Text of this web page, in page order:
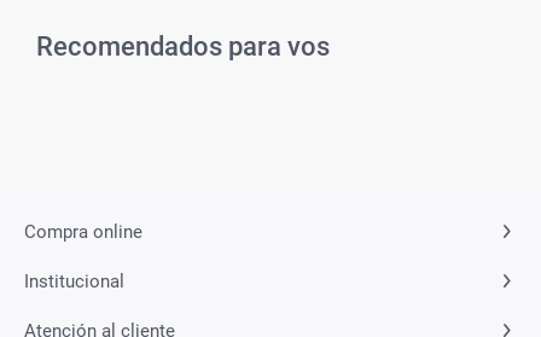
Recomendados para vos
Compra online
Institucional
Atención al cliente